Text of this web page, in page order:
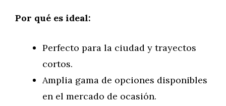
Por qué es ideal:
Perfecto para la ciudad y trayectos
cortos.
Amplia gama de opciones disponibles
en el mercado de ocasión.